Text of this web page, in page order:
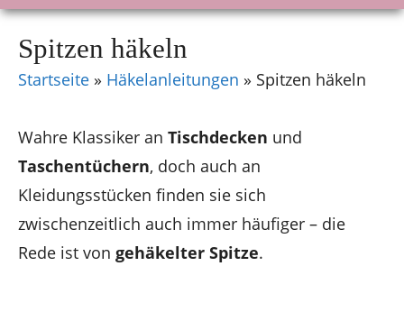
Spitzen häkeln
Startseite » Häkelanleitungen » Spitzen häkeln
Wahre Klassiker an Tischdecken und
Taschentüchern, doch auch an
Kleidungsstücken finden sie sich
zwischenzeitlich auch immer häufiger – die
Rede ist von gehäkelter Spitze.